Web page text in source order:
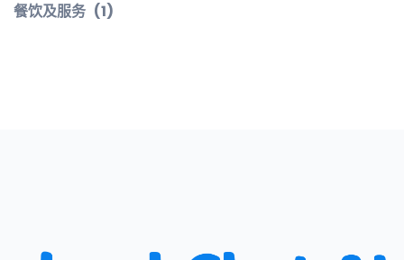
餐饮及服务 (1)